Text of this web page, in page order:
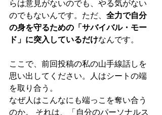
らは意見がないのでも、やる気がない
のでもないんです。ただ、 全力で自分
の身を守るための「サバイバル・モー
ド」に突入しているだけなんです。
ここで、前回投稿の私の山手線話しを
思い出してください。人はシートの端
を取り合う。
なぜ人はこんなにも端っこを奪い合う
のか。 それは、「自分のパーソナルス